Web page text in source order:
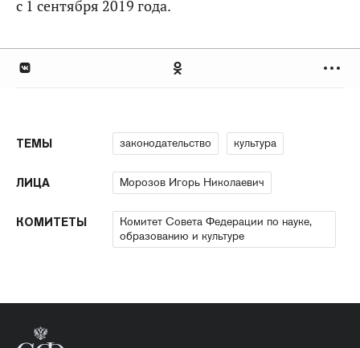
с 1 сентября 2019 года.
ТЕМЫ законодательство культура
ЛИЦА Морозов Игорь Николаевич
КОМИТЕТЫ
Комитет Совета Федерации по науке,
образованию и культуре